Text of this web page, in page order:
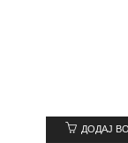
ДОДАЈ